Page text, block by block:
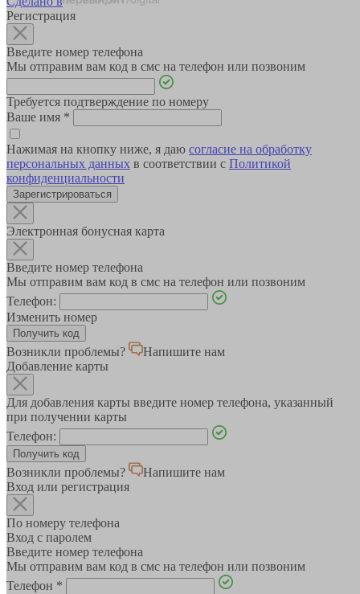
Регистрация
Введите номер телефона
Мы отправим вам код в смс на телефон или позвоним
Требуется подтверждение по номеру
Ваше имя *
Нажимая на кнопку ниже, я даю согласие на обработку
персональных данных в соответствии с Политикой
конфиденциальности
Зарегистрироваться
Электронная бонусная карта
Введите номер телефона
Мы отправим вам код в смс на телефон или позвоним
Телефон:
Изменить номер
Возникли проблемы?
Напишите нам
Добавление карты
Для добавления карты введите номер телефона, указанный
при получении карты
Телефон:
Возникли проблемы?
Напишите нам
Вход или регистрация
По номеру телефона
Вход с паролем
Введите номер телефона
Мы отправим вам код в смс на телефон или позвоним
Телефон *